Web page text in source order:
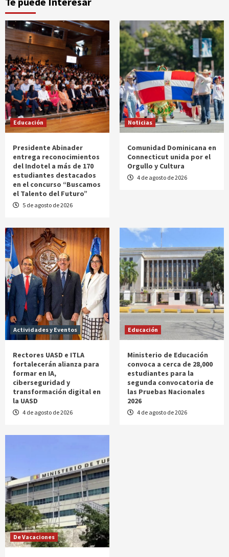
Educación
Presidente Abinader
entrega reconocimientos
del Indotel a más de 170
estudiantes destacados
en el concurso “Buscamos
el Talento del Futuro”
5 de agosto de 2026
Noticias
Comunidad Dominicana en
Connecticut unida por el
Orgullo y Cultura
4 de agosto de 2026
Actividades y Eventos
Rectores UASD e ITLA
fortalecerán alianza para
formar en IA,
ciberseguridad y
transformación digital en
la UASD
4 de agosto de 2026
Educación
Ministerio de Educación
convoca a cerca de 28,000
estudiantes para la
segunda convocatoria de
las Pruebas Nacionales
2026
4 de agosto de 2026
De Vacaciones